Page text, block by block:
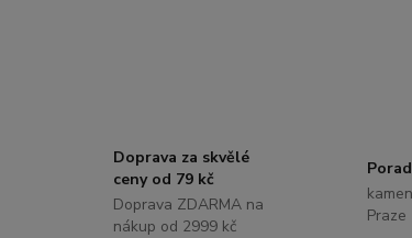
Doprava za skvělé
ceny od 79 kč
Doprava ZDARMA na
nákup od 2999 kč
Praze